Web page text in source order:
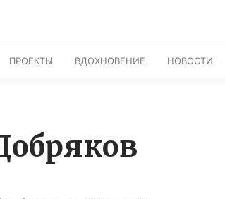
ПРОЕКТЫ ВДОХНОВЕНИЕ НОВОСТИ